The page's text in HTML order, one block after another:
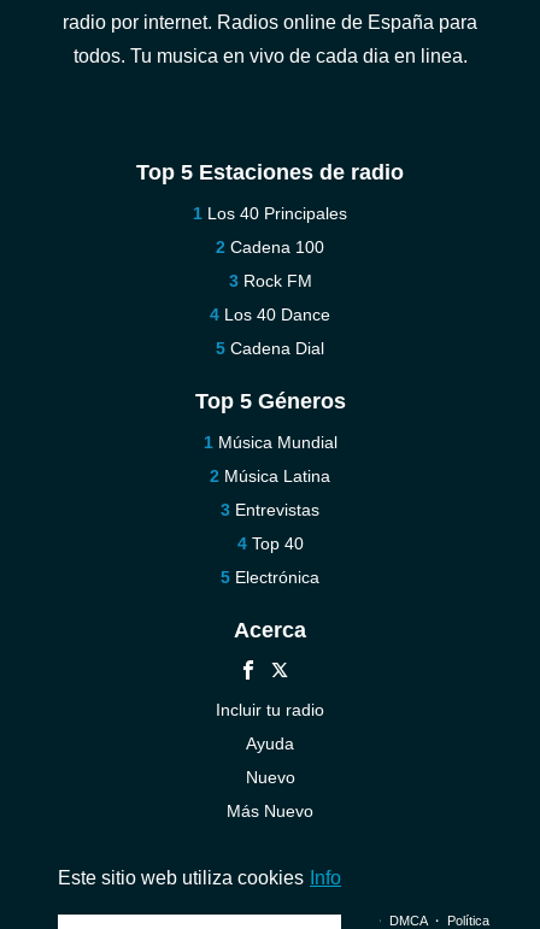
radio por internet. Radios online de España para
todos. Tu musica en vivo de cada dia en linea.
Top 5 Estaciones de radio
Los 40 Principales
Cadena 100
Rock FM
Los 40 Dance
Cadena Dial
Top 5 Géneros
Música Mundial
Música Latina
Entrevistas
Top 40
Electrónica
Acerca
Incluir tu radio
Ayuda
Nuevo
Más Nuevo
© 2026 InstantAudio. Reservados todos los derechos. ・ DMCA・ Política
Este sitio web utiliza cookies Info